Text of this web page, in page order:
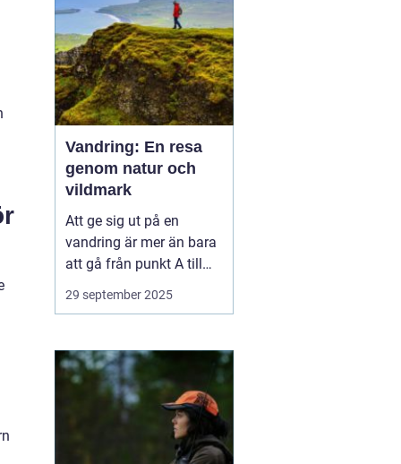
möten...
Vandring: En resa
genom natur och
vildmark
Att ge sig ut på en
vandring är mer än bara
att gå från punkt A till
punkt B. Det är en
upplevelse som utmanar
samtidigt som man får
möjlighet att komma i
kontakt med naturen på
29 september 2025